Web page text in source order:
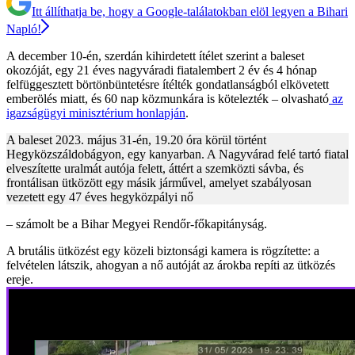
Itt állíthatja be, hogy a Google-találatokban elöl legyen a Bihari
Napló!
A december 10-én, szerdán kihirdetett ítélet szerint a baleset
okozóját, egy 21 éves nagyváradi fiatalembert 2 év és 4 hónap
felfüggesztett börtönbüntetésre ítélték gondatlanságból elkövetett
emberölés miatt, és 60 nap közmunkára is kötelezték – olvasható az
igazságügyi minisztérium honlapján.
A baleset 2023. május 31-én, 19.20 óra körül történt
Hegyközszáldobágyon, egy kanyarban. A Nagyvárad felé tartó fiatal
elveszítette uralmát autója felett, áttért a szemközti sávba, és
frontálisan ütközött egy másik járművel, amelyet szabályosan
vezetett egy 47 éves hegyközpályi nő
– számolt be a Bihar Megyei Rendőr-főkapitányság.
A brutális ütközést egy közeli biztonsági kamera is rögzítette: a
felvételen látszik, ahogyan a nő autóját az árokba repíti az ütközés
ereje.